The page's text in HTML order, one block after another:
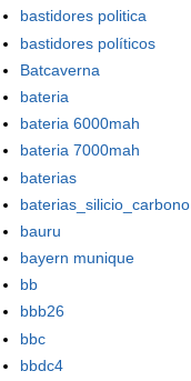
bastidores politica
bastidores políticos
Batcaverna
bateria
bateria 6000mah
bateria 7000mah
baterias
baterias_silicio_carbono
bauru
bayern munique
bb
bbb26
bbc
bbdc4